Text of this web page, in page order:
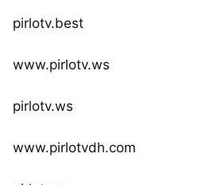
pirlotv.best
www.pirlotv.ws
pirlotv.ws
www.pirlotvdh.com